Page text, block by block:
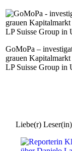
GoMoPa –
grauen
LP Suisse Group in
Liebe(r)